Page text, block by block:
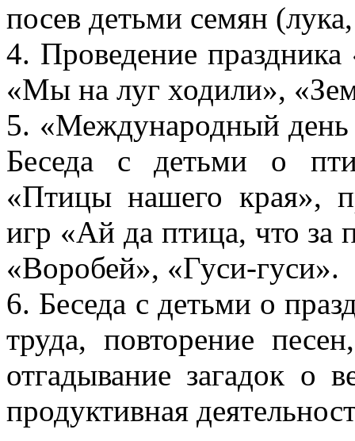
посев детьми семян
4. Проведение
«Мы на луг ходили»,
5. «Международный день
Беседа с детьми о
«Птицы нашего края»,
игр «Ай да птица, что за
«Воробей», «Гуси-гуси».
6. Беседа с детьми о
труда, повторение
отгадывание загадок о
продуктивная